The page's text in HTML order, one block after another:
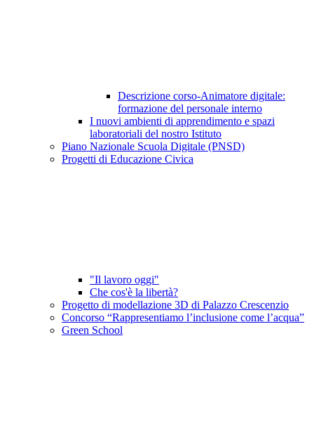
Descrizione corso-Animatore digitale:
formazione del personale interno
I nuovi ambienti di apprendimento e spazi
laboratoriali del nostro Istituto
Piano Nazionale Scuola Digitale (PNSD)
Progetti di Educazione Civica
"Il lavoro oggi"
Che cos'è la libertà?
Progetto di modellazione 3D di Palazzo Crescenzio
Concorso “Rappresentiamo l’inclusione come l’acqua”
Green School